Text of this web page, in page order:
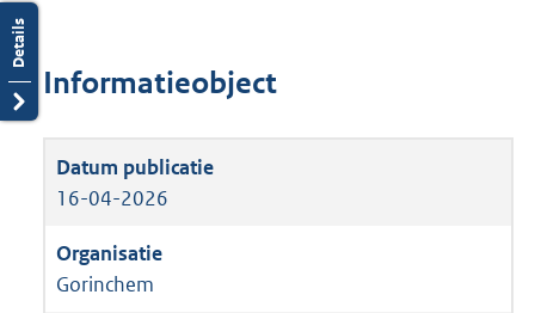
Informatieobject
16-04-2026
Gorinchem